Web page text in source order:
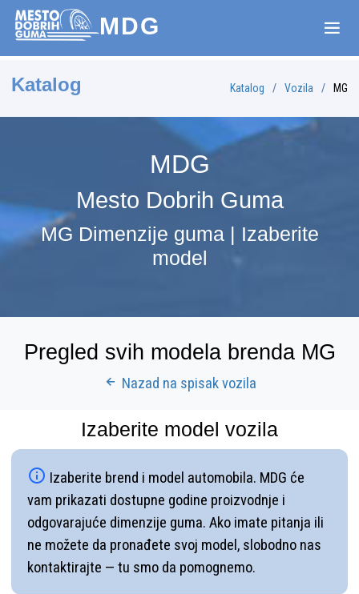
MDG
Katalog Katalog Vozila MG
MDG
Mesto Dobrih Guma
MG Dimenzije guma | Izaberite
model
Pregled svih modela brenda MG
Nazad na spisak vozila
Izaberite model vozila
Izaberite brend i model automobila. MDG će
vam prikazati dostupne godine proizvodnje i
odgovarajuće dimenzije guma. Ako imate pitanja ili
ne možete da pronađete svoj model, slobodno nas
kontaktirajte — tu smo da pomognemo.